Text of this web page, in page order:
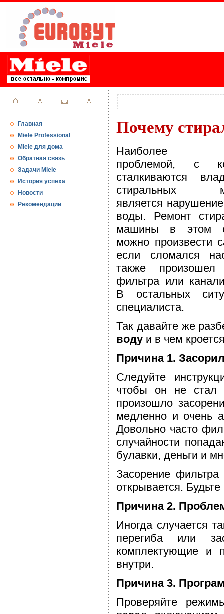
Главная
Miele Professional
Miele для дома
Обратная связь
Задачи Miele
История успеха
Новости
Рекомендации
Почему
Наиболее
проблемой, с
сталкиваются
стиральных
является
воды. Ремонт
машины в этом
можно произвести
если сломался
также произошел
фильтра или
В остальных
специалиста.
Так давайте же
воду и в чем
Причина 1.
Следуйте
чтобы он не стал
произошло
медленно и очень
Довольно часто
случайности
булавки, деньги и
Засорение
открывается.
Причина 2.
Иногда случается
перегиба или
комплектующие и
внутри.
Причина 3.
Проверяйте